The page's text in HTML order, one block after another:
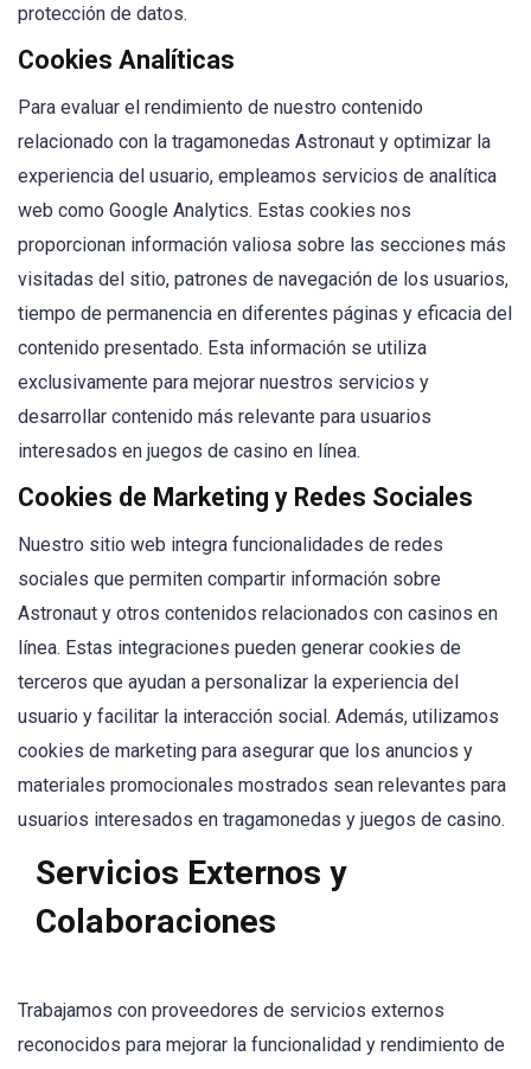
protección de datos.
Cookies Analíticas
Para evaluar el rendimiento de nuestro contenido
relacionado con la tragamonedas Astronaut y optimizar la
experiencia del usuario, empleamos servicios de analítica
web como Google Analytics. Estas cookies nos
proporcionan información valiosa sobre las secciones más
visitadas del sitio, patrones de navegación de los usuarios,
tiempo de permanencia en diferentes páginas y eficacia del
contenido presentado. Esta información se utiliza
exclusivamente para mejorar nuestros servicios y
desarrollar contenido más relevante para usuarios
interesados en juegos de casino en línea.
Cookies de Marketing y Redes Sociales
Nuestro sitio web integra funcionalidades de redes
sociales que permiten compartir información sobre
Astronaut y otros contenidos relacionados con casinos en
línea. Estas integraciones pueden generar cookies de
terceros que ayudan a personalizar la experiencia del
usuario y facilitar la interacción social. Además, utilizamos
cookies de marketing para asegurar que los anuncios y
materiales promocionales mostrados sean relevantes para
usuarios interesados en tragamonedas y juegos de casino.
Servicios Externos y
Colaboraciones
Trabajamos con proveedores de servicios externos
reconocidos para mejorar la funcionalidad y rendimiento de